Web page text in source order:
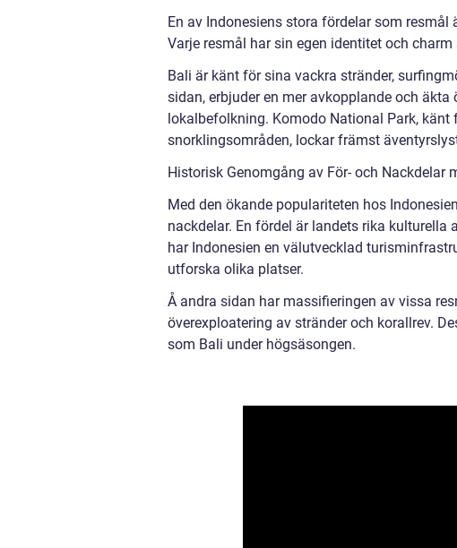
En av Indonesiens stora fördelar som
Varje resmål har sin egen identitet och
Bali är känt för sina vackra stränder,
sidan, erbjuder en mer avkopplande och
lokalbefolkning. Komodo National Park,
snorklingsområden, lockar främst
Historisk Genomgång av För- och Nackdelar
Med den ökande populariteten hos
nackdelar. En fördel är landets rika kulturella
har Indonesien en välutvecklad
utforska olika platser.
Å andra sidan har massifieringen av vissa
överexploatering av stränder och korallrev.
som Bali under högsäsongen.